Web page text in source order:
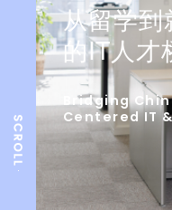
从留学
的IT人才
Bridging
Centered IT